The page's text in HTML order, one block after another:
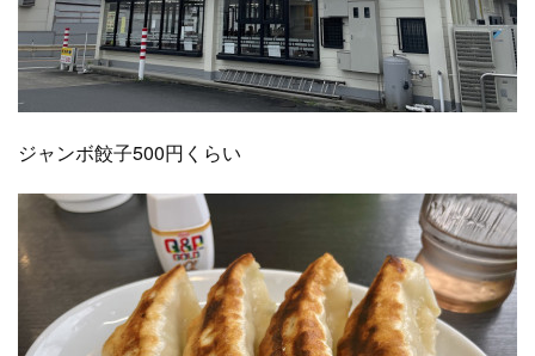
ジャンボ餃子500円くらい